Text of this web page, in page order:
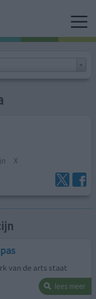
X
van de arts staat
lees meer